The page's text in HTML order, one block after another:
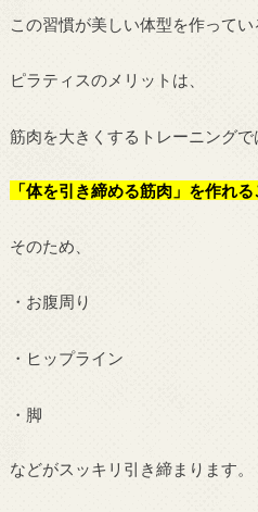
この習慣が美しい体型を作ってい
ピラティスのメリットは、
筋肉を大きくするトレーニングで
「体を引き締める筋肉」を作れる
そのため、
・お腹周り
・ヒップライン
・脚
などがスッキリ引き締まります。